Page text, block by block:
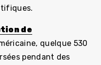
de
quelque 530
pendant des